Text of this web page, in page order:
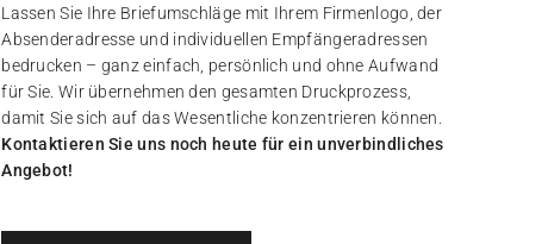
Lassen Sie Ihre Briefumschläge mit Ihrem Firmenlogo, der
Absenderadresse und individuellen Empfängeradressen
bedrucken – ganz einfach, persönlich und ohne Aufwand
für Sie. Wir übernehmen den gesamten Druckprozess,
damit Sie sich auf das Wesentliche konzentrieren können.
Kontaktieren Sie uns noch heute für ein unverbindliches
Angebot!